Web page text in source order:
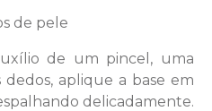
de pele
de um pincel, uma
aplique a base em
delicadamente.